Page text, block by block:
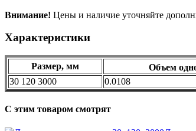
Внимание! Цены и наличие уточняйте
Характеристики
Размер, мм Объем
30 120 3000 0.0108
C этим товаром смотрят